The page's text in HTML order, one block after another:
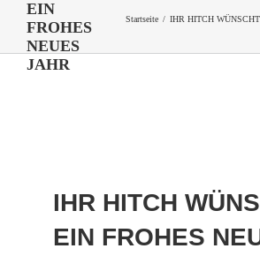
EIN
FROHES
NEUES
JAHR
Startseite IHR HITCH
IHR HITCH
EIN FROHES